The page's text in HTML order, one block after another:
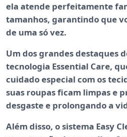
ela atende perfeitamente
tamanhos, garantindo que
de uma só vez.
Um dos grandes destaques
tecnologia Essential Care,
cuidado especial com os
suas roupas ficam limpas e
desgaste e prolongando a
Além disso, o sistema Easy